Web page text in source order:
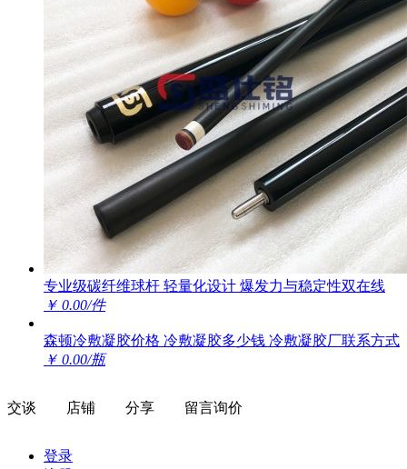
专业级碳纤维球杆 轻量化设计 爆发力与稳定性双在线
￥ 0.00/件
森顿冷敷凝胶价格 冷敷凝胶多少钱 冷敷凝胶厂联系方式
￥ 0.00/瓶
交谈 店铺 分享 留言询价
登录